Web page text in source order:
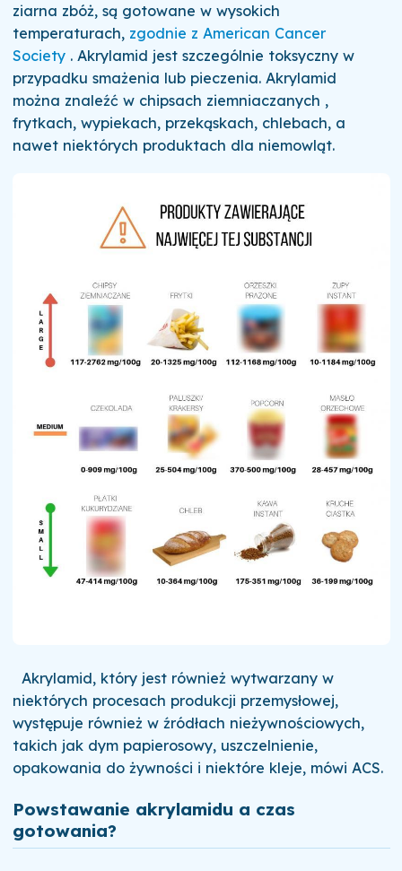
ziarna zbóż, są gotowane w wysokich
temperaturach, zgodnie z American Cancer
Society. Akrylamid jest szczególnie toksyczny w
przypadku smażenia lub pieczenia. Akrylamid
można znaleźć w chipsach ziemniaczanych ,
frytkach, wypiekach, przekąskach, chlebach, a
nawet niektórych produktach dla niemowląt.
Akrylamid, który jest również wytwarzany w
niektórych procesach produkcji przemysłowej,
występuje również w źródłach nieżywnościowych,
takich jak dym papierosowy, uszczelnienie,
opakowania do żywności i niektóre kleje, mówi ACS.
Powstawanie akrylamidu a czas
gotowania?